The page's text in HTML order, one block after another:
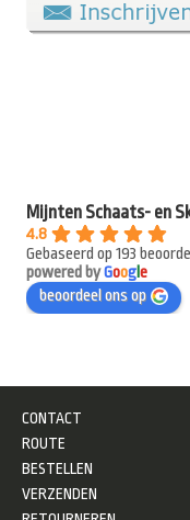
Mijnten Schaats- en
4.8
Gebaseerd op 193
powered byGooge
beoordeel ons op
CONTACT
ROUTE
BESTELLEN
VERZENDEN